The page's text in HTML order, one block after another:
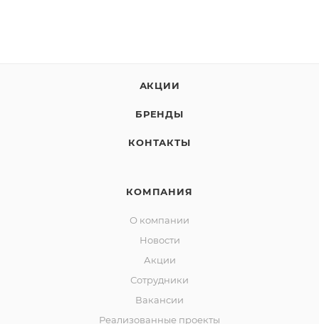
АКЦИИ
БРЕНДЫ
КОНТАКТЫ
КОМПАНИЯ
О компании
Новости
Акции
Сотрудники
Вакансии
Реализованные проекты